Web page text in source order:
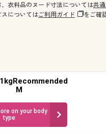
衣料品のヌード寸法については共
についてはご利用ガイド をご確
M
on your body
type